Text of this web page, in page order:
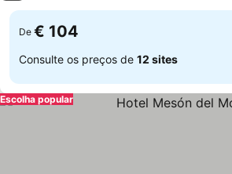
De € 104
Consulte os preços de 12 sites
Escolha popular